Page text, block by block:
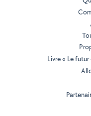
Livre « Le